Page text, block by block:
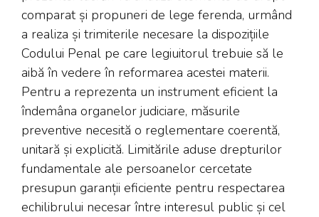
comparat și propuneri de lege ferenda, urmând
a realiza și trimiterile necesare la dispozițiile
Codului Penal pe care legiuitorul trebuie să le
aibă în vedere în reformarea acestei materii.
Pentru a reprezenta un instrument eficient la
îndemâna organelor judiciare, măsurile
preventive necesită o reglementare coerentă,
unitară și explicită. Limitările aduse drepturilor
fundamentale ale persoanelor cercetate
presupun garanții eficiente pentru respectarea
echilibrului necesar între interesul public și cel